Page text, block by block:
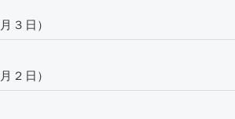
３日）
２日）